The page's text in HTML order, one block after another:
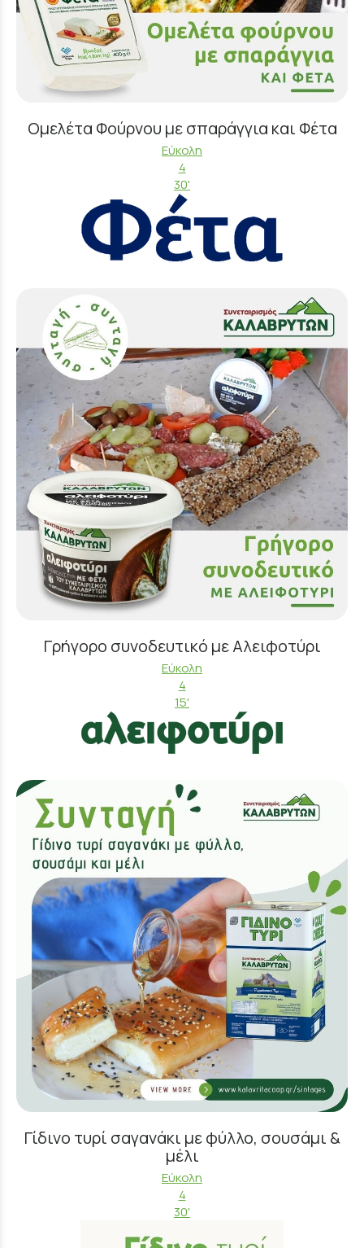
Ομελέτα Φούρνου με σπαράγγια και Φέτα
Εύκολη
4
30'
Γρήγορο συνοδευτικό με Αλειφοτύρι
Εύκολη
4
15'
Γίδινο τυρί σαγανάκι με φύλλο, σουσάμι &
μέλι
Εύκολη
4
30'